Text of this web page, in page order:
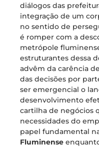
diálogos das
integração de um
no sentido de
é romper com a
metrópole
estruturantes dessa
advêm da carência
das decisões por
ser emergencial o
desenvolvimento
cartilha de negócios
necessidades do
papel fundamental
Fluminense